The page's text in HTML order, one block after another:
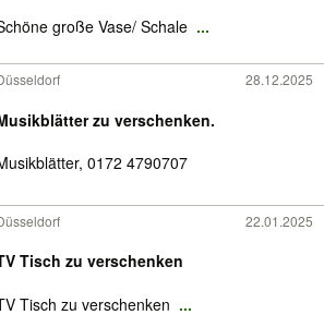
große Vase/ Schale ...
28.12.2025
zu verschenken.
0172 4790707
22.01.2025
Tisch zu verschenken
Tisch zu verschenken ...